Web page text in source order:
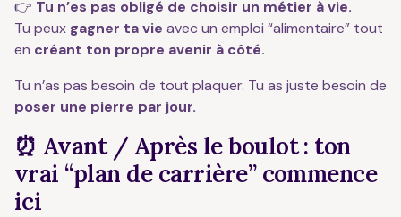
👉 Tu n’es pas obligé de choisir un métier à vie.
Tu peux gagner ta vie avec un emploi “alimentaire” tout
en créant ton propre avenir à côté.
Tu n’as pas besoin de tout plaquer. Tu as juste besoin de
poser une pierre par jour.
⏰ Avant / Après le boulot : ton
vrai “plan de carrière” commence
ici